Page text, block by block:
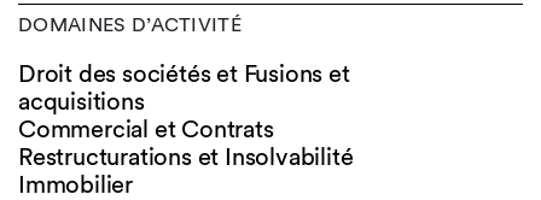
DOMAINES D’ACTIVITÉ
Droit des sociétés et Fusions et
acquisitions
Commercial et Contrats
Restructurations et Insolvabilité
Immobilier